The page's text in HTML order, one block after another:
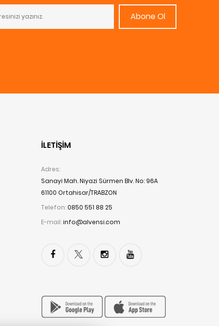
Abone Ol
İLETIŞIM
Adres:
Sanayi Mah. Niyazi Sürmen Blv. No: 96A
61100 Ortahisar/TRABZON
Telefon:0850 551 88 25
E-mail:info@alvensi.com